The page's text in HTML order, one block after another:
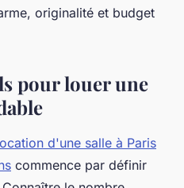
originalité et budget
pour louer une
d'une salle à Paris
commence par définir